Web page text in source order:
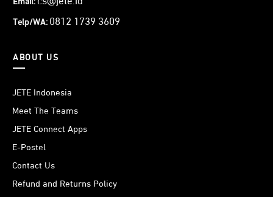
Email:
Telp/WA: 0812 1739 3609
ABOUT US
JETE Indonesia
Meet The Teams
JETE Connect Apps
E-Postel
Contact Us
Refund and Returns Policy